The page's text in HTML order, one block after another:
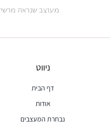
מעוצב שנראה
ניווט
דף הבית
אודות
נבחרת המעצבים